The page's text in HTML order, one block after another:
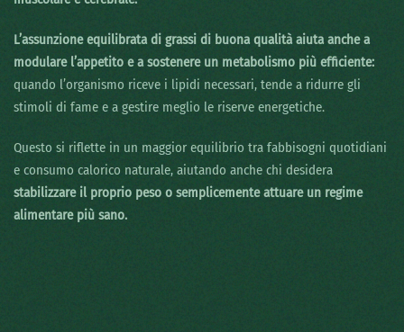
L’assunzione equilibrata di grassi di buona qualità aiuta anche a
modulare l’appetito e a sostenere un metabolismo più efficiente:
quando l’organismo riceve i lipidi necessari, tende a ridurre gli
stimoli di fame e a gestire meglio le riserve energetiche.
Questo si riflette in un maggior equilibrio tra fabbisogni quotidiani
e consumo calorico naturale, aiutando anche chi desidera
stabilizzare il proprio peso o semplicemente attuare un regime
alimentare più sano.